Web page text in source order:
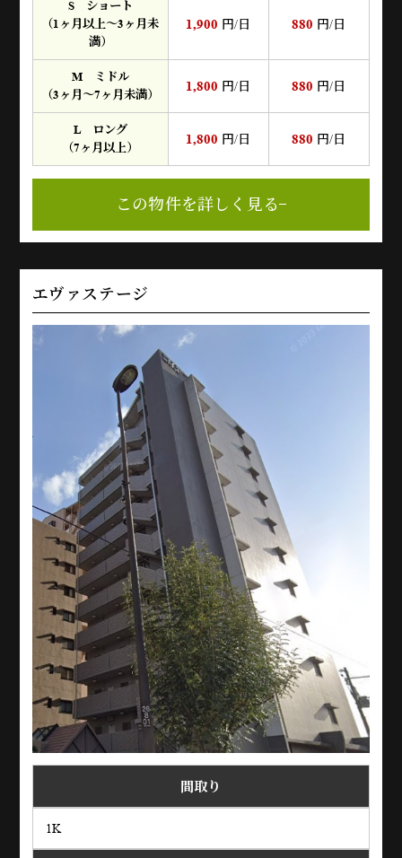
S ショート
（1ヶ月以上～3ヶ月未
満）
1,900 円/日 880 円/日
M ミドル
（3ヶ月～7ヶ月未満）
1,800 円/日 880 円/日
L ロング
（7ヶ月以上）
1,800 円/日 880 円/日
この物件を詳しく見る
エヴァステージ
間取り
1K